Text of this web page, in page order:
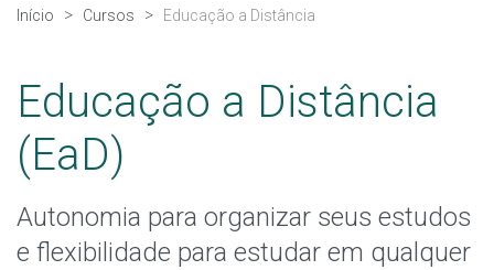
Técnicos Integrados
Qualificação Profissional e Idiomas
Graduação
Especialização
Início Cursos Educação a Distância
Educação a Distância
(EaD)
Autonomia para organizar seus estudos
e flexibilidade para estudar em qualquer